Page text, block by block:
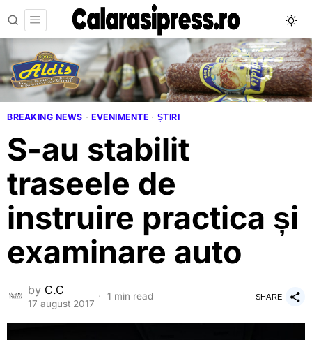
BREAKING NEWS · EVENIMENTE · ȘTIRI
S-au stabilit
traseele de
instruire practica și
examinare auto
by C.C
17 august 2017
1 min read SHARE